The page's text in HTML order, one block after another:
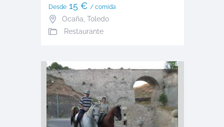
Desde15 € / comida
Ocaña Toledo
Restaurante